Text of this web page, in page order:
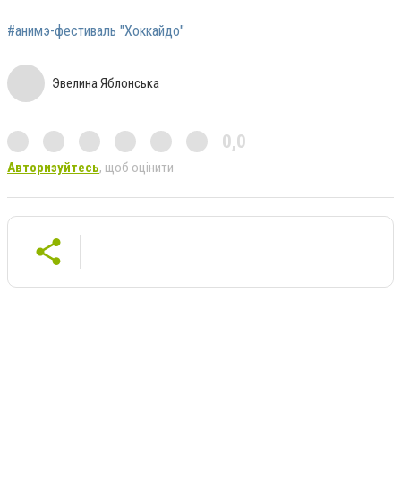
#анимэ-фестиваль "Хоккайдо"
Эвелина Яблонська
0,0
Авторизуйтесь, щоб оцінити